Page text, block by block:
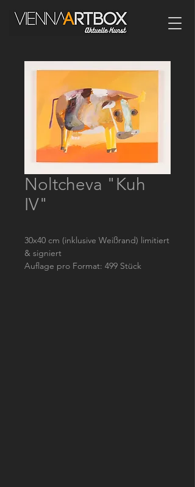
Noltcheva "Kuh
IV"
30x40 cm (inklusive Weißrand) limitiert
& signiert
Auflage pro Format: 499 Stück